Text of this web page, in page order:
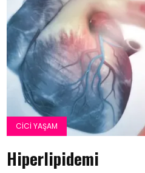
CICI YAŞAM
Hiperlipidemi